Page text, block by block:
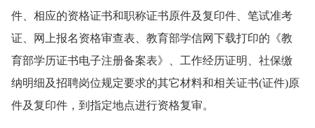
件、相应的资格证书和职称证书原件及复印件、笔试准考
证、网上报名资格审查表、教育部学信网下载打印的《教
育部学历证书电子注册备案表》、工作经历证明、社保缴
纳明细及招聘岗位规定要求的其它材料和相关证书(证件)原
件及复印件，到指定地点进行资格复审。